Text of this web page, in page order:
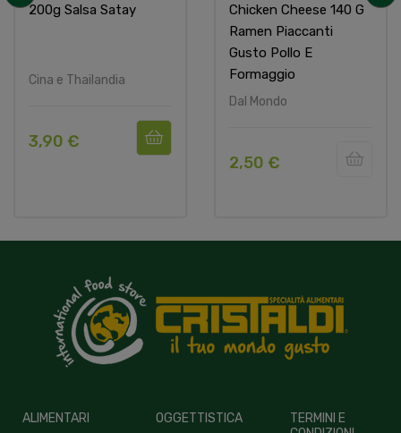
200g Salsa Satay
Cina e Thailandia
3,90 €
Chicken Cheese 140 G
Ramen Piaccanti
Gusto Pollo E
Formaggio
Dal Mondo
2,50 €
ALIMENTARI OGGETTISTICA
TERMINI E